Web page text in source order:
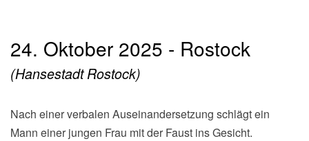
24. Oktober 2025 - Rostock
(Hansestadt Rostock)
Nach einer verbalen Auseinandersetzung schlägt ein
Mann einer jungen Frau mit der Faust ins Gesicht.